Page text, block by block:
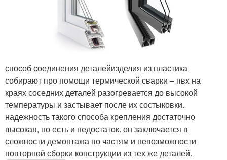
способ соединения деталейизделия из пластика
собирают про помощи термической сварки – пвх на
краях соседних деталей разогревается до высокой
температуры и застывает после их состыковки.
надежность такого способа крепления достаточно
высокая, но есть и недостаток. он заключается в
сложности демонтажа по частям и невозможности
повторной сборки конструкции из тех же деталей.